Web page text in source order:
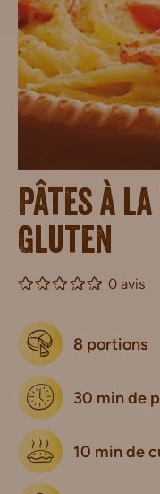
Pâtes à
Gluten
0 avis
8 portions
30 min de
10 min de